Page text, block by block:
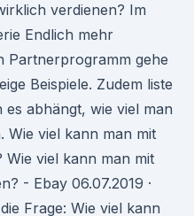
verdienen? Im
Endlich mehr
Partnerprogramm gehe
Beispiele. Zudem liste
abhängt, wie viel man
Wie viel kann man mit
viel kann man mit
- Ebay 06.07.2019 ·
Frage: Wie viel kann